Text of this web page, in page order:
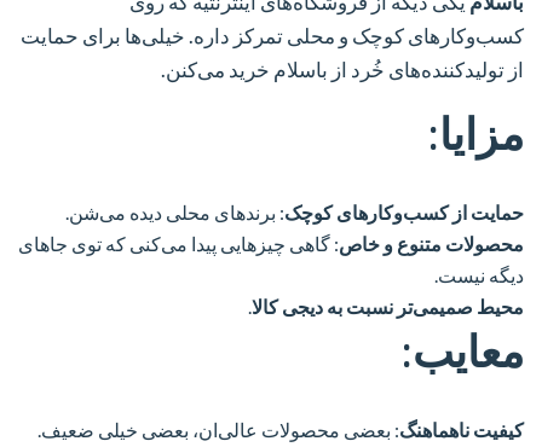
کسب‌وکارهای کوچک و محلی تمرکز داره. خیلی‌ها برای حمایت
از تولیدکننده‌های خُرد از باسلام خرید می‌کنن.
مزایا:
حمایت از کسب‌وکارهای کوچک: برندهای محلی دیده می‌شن.
محصولات متنوع و خاص: گاهی چیزهایی پیدا می‌کنی که توی جاهای
دیگه نیست.
محیط صمیمی‌تر نسبت به دیجی کالا
معایب:
کیفیت ناهماهنگ: بعضی محصولات عالی‌ان، بعضی خیلی ضعیف.